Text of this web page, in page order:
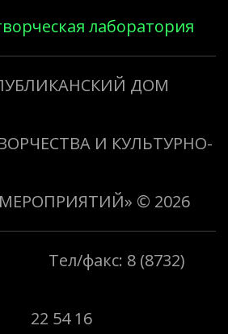
лаборатория
ДОМ
И КУЛЬТУРНО-
© 2026
Тел/факс: 8 (8732)
22 54 16